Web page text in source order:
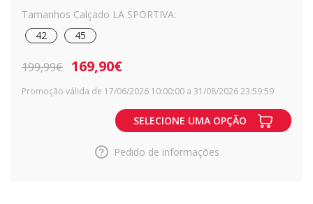
Tamanhos Calçado LA SPORTIVA:
42
45
199,99€ 169,90€
Promoção válida de 17/06/2026 10:00:00 a 31/08/2026 23:59:59
SELECIONE UMA OPÇÃO
Pedido de informações